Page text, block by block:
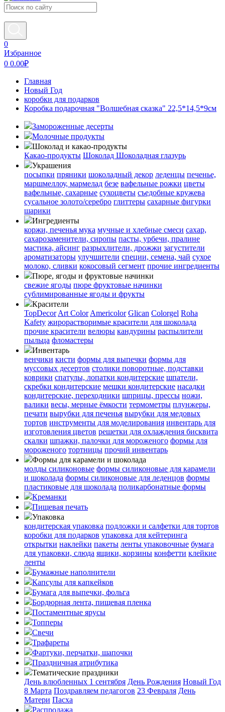
0
Избранное
0 0.00₽
Главная
Новый Год
коробки для подарков
Коробка подарочная "Волшебная сказка" 22,5*14,5*9см
Замороженные десерты
Молочные продукты
Шоколад и какао-продукты
Какао-продукты Шоколад Шоколадная глазурь
Украшения
посыпки пряники шоколадный декор леденцы печенье,
маршмеллоу, мармелад безе вафельные рожки цветы
вафельные, сахарные сухоцветы съедобные кружева
сусальное золото/серебро глиттеры сахарные фигурки
шарики
Ингредиенты
коржи, печенья мука мучные и хлебные смеси сахар,
сахарозаменители, сиропы пасты, урбечи, пралине
мастика, айсинг разрыхлители, дрожжи загустители
ароматизаторы улучшители специи, семена, чай сухое
молоко, сливки кокосовый сегмент прочие ингредиенты
Пюре, ягоды и фруктовые начинки
свежие ягоды пюре фруктовые начинки
сублимированные ягоды и фрукты
Красители
TopDecor Art Color Americolor Glican Colorgel Roha
Kafety жирорастворимые красители для шоколада
прочие красители велюры кандурины распылители
пыльца фломастеры
Инвентарь
венчики кисти формы для выпечки формы для
муссовых десертов столики поворотные, подставки
коврики cпатулы, лопатки кондитерские шпатели,
скребки кондитерские мешки кондитерские насадки
кондитерские, переходники шприцы, прессы ножи,
валики весы, мерные ёмкости термометры плунжеры,
печати вырубки для печенья вырубки для медовых
тортов инструменты для моделирования инвентарь для
изготовления цветов решетки для охлаждения бисквита
скалки шпажки, палочки для мороженого формы для
мороженого тортницы прочий инвентарь
Формы для карамели и шоколада
молды силиконовые формы силиконовые для карамели
и шоколада формы силиконовые для леденцов формы
пластиковые для шоколада поликарбонатные формы
Креманки
Пищевая печать
Упаковка
кондитерская упаковка подложки и салфетки для тортов
коробки для подарков упаковка для кейтеринга
открытки наклейки пакеты ленты упаковочные бумага
для упаковки, слюда ящики, корзины конфетти клейкие
ленты
Бумажные наполнители
Капсулы для капкейков
Бумага для выпечки, фольга
Бордюрная лента, пищевая пленка
Постаментные ярусы
Топперы
Свечи
Трафареты
Фартуки, перчатки, шапочки
Праздничная атрибутика
Тематические праздники
День влюбленных 1 сентября День Рождения Новый Год
8 Марта Поздравляем педагогов 23 Февраля День
Матери Пасха
Распродажа